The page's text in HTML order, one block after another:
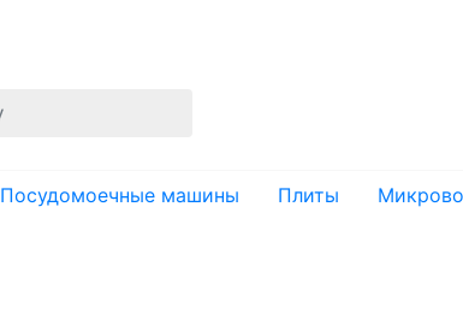
Посудомоечные машины Плиты